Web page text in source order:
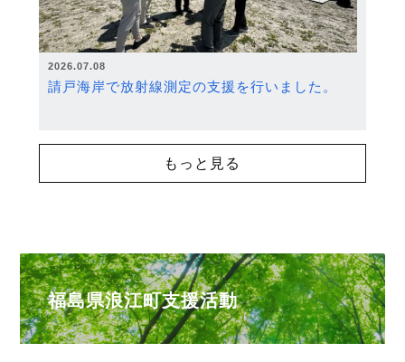
2026.07.08
請戸海岸で放射線測定の支援を行いました。
もっと見る
福島県浪江町支援活動